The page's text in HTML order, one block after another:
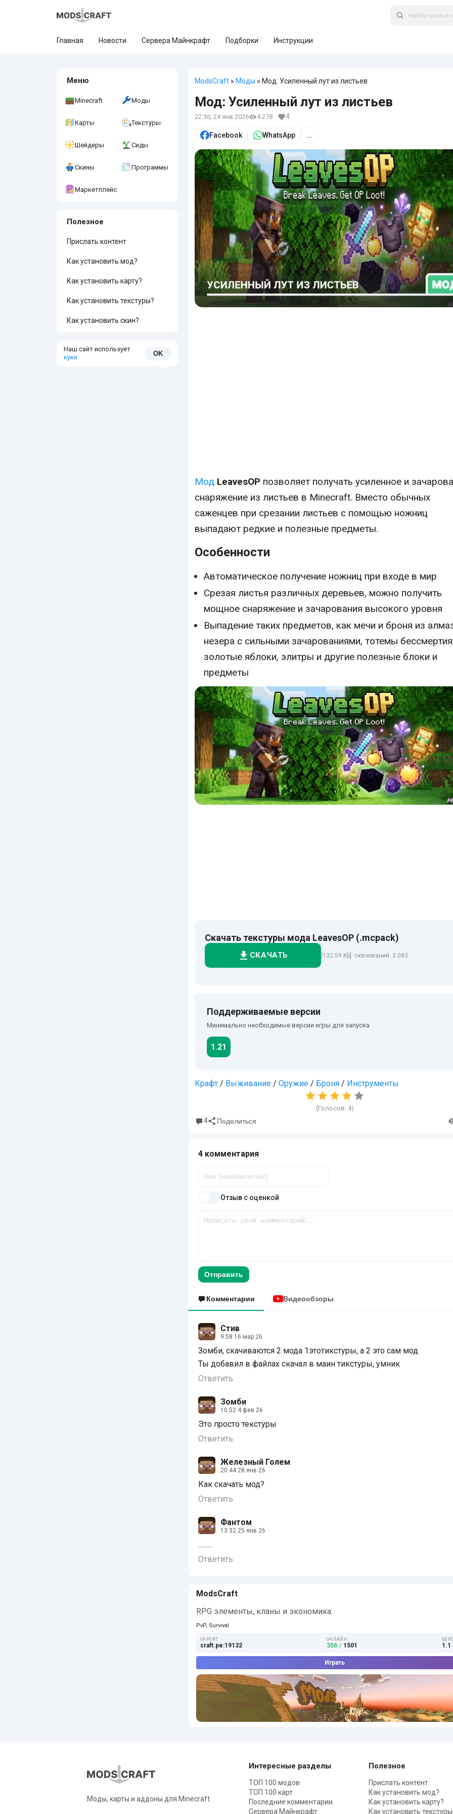
Главная Новости Сервера Майнкрафт Подборки Инструкции
Меню
Minecraft Моды
Карты Текстуры
Шейдеры Сиды
Скины Программы
Маркетплейс
Полезное
Прислать контент
Как установить мод?
Как установить карту?
Как установить текстуры?
Как установить скин?
Наш сайт использует
куки
OK
ModsCraft » Моды » Мод: Усиленный лут из листьев
Мод: Усиленный лут из листьев
22:36, 24 янв 2026 4 278 4
Facebook WhatsApp ...
Мод LeavesOP позволяет получать усиленное и
снаряжение из листьев в Minecraft. Вместо обычных
саженцев при срезании листьев с помощью ножниц
выпадают редкие и полезные предметы.
Особенности
Автоматическое получение ножниц при входе в мир
Срезая листья различных деревьев, можно получить
мощное снаряжение и зачарования высокого уровня
Выпадение таких предметов, как мечи и броня из
незера с сильными зачарованиями, тотемы
золотые яблоки, элитры и другие полезные блоки и
предметы
Скачать текстуры мода LeavesOP (.mcpack)
СКАЧАТЬ [132.59 Kb] скачиваний: 3 083
Поддерживаемые версии
Минимально необходимые версии игры для запуска
1.21
Крафт / Выживание / Оружие / Броня / Инструменты
(Голосов: 4)
4 Поделиться
4 комментария
Отзыв с оценкой
Отправить
Комментарии Видеообзоры
Стив
9:58 16 мар 26
Зомби, скачиваются 2 мода 1этотикстуры, а 2 это сам мод
Ты добавил в файлах скачал в маин тикстуры, умник
Ответить
Зомби
10:52 4 фев 26
Это просто текстуры
Ответить
Железный Голем
20:44 28 янв 26
Как скачать мод?
Ответить
Фантом
13:32 25 янв 26
.........
Ответить
ModsCraft
RPG элементы, кланы и экономика.
PvP, Survival
IP:PORT
craft.pe:19132
ОНЛАЙН
356 / 1501 1.1
Играть
Моды, карты и аддоны для Minecraft
Интересные разделы
ТОП 100 модов
ТОП 100 карт
Последние комментарии
Сервера Майнкрафт
Полезное
Прислать контент
Как установить мод?
Как установить карту?
Как установить